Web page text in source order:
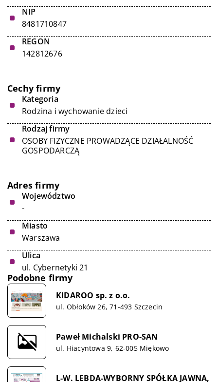
NIP
8481710847
REGON
142812676
Cechy firmy
Kategoria
Rodzina i wychowanie dzieci
Rodzaj firmy
OSOBY FIZYCZNE PROWADZĄCE DZIAŁALNOŚĆ
GOSPODARCZĄ
Adres firmy
Województwo
-
Miasto
Warszawa
Ulica
ul. Cybernetyki 21
Podobne firmy
KIDAROO sp. z o.o.
ul. Obłoków 26, 71-493 Szczecin
Paweł Michalski PRO-SAN
ul. Hiacyntowa 9, 62-005 Miękowo
L-W. LEBDA-WYBORNY SPÓŁKA JAWNA,